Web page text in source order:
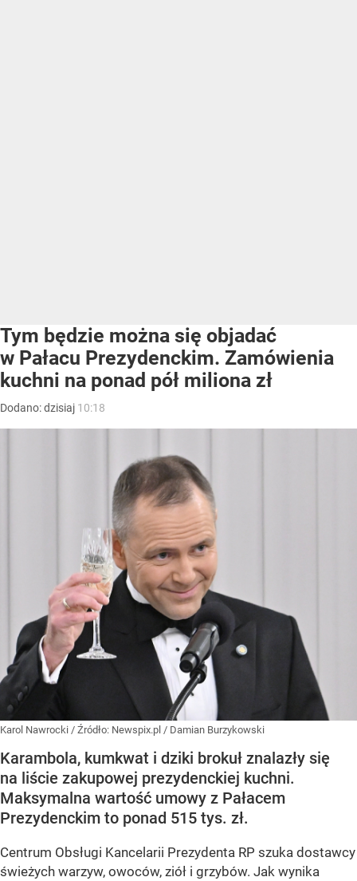
Tym będzie można się objadać
w Pałacu Prezydenckim. Zamówienia
kuchni na ponad pół miliona zł
Dodano:dzisiaj 10:18
Karol Nawrocki / Źródło: Newspix.pl / Damian Burzykowski
Karambola, kumkwat i dziki brokuł znalazły się
na liście zakupowej prezydenckiej kuchni.
Maksymalna wartość umowy z Pałacem
Prezydenckim to ponad 515 tys. zł.
Centrum Obsługi Kancelarii Prezydenta RP szuka dostawcy
świeżych warzyw, owoców, ziół i grzybów. Jak wynika